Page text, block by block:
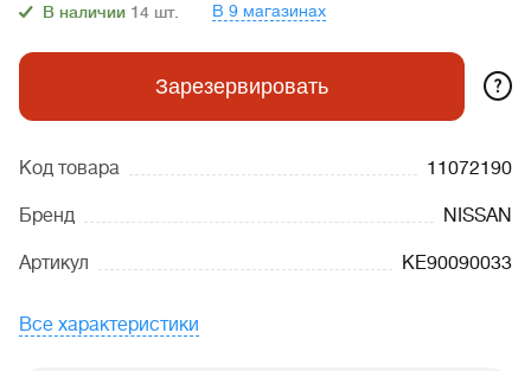
В наличии 14 шт. В 9 магазинах
Зарезервировать ?
Код товара 11072190
Бренд NISSAN
Артикул KE90090033
Все характеристики